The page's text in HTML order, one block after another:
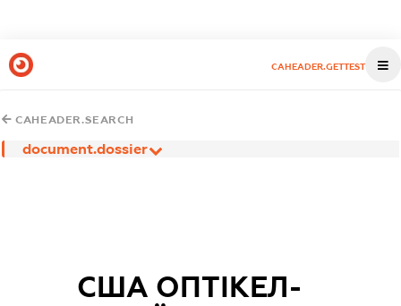
CAHEADER.GETTEST
CAHEADER.SEARCH
document.dossier
США ОПТІКЕЛ-